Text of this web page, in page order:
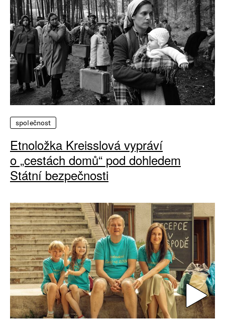
společnost
Etnoložka Kreisslová vypráví
o „cestách domů“ pod dohledem
Státní bezpečnosti